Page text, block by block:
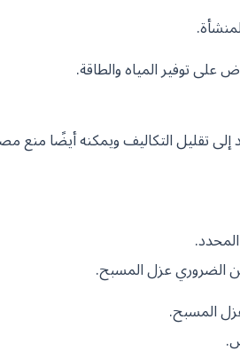
توفير المياه والطاقة.
تقليل التكاليف ويمكنه أيضًا منع
الضروري عزل المسبح.
المسبح.